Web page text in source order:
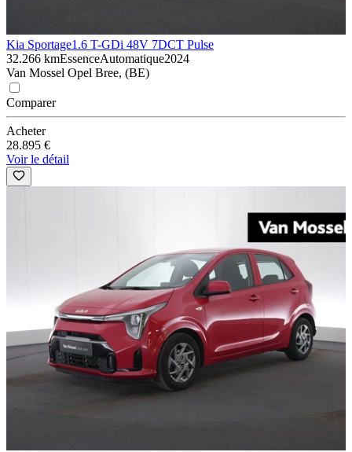
Kia Sportage1.6 T-GDi 48V 7DCT Pulse
32.266 kmEssenceAutomatique2024
Van Mossel Opel Bree, (BE)
Comparer
Acheter
28.895 €
Voir le détail